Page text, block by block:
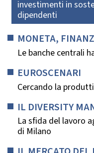
investimenti in
dipendenti
MONETA,
Le banche centrali
EUROSCENARI
Cercando la
IL DIVERSITY
La sfida del lavoro
di Milano